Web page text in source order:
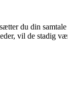
du din
vil de stadig